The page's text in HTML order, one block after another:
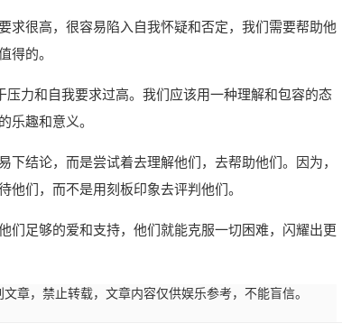
求很高，很容易陷入自我怀疑和否定，我们需要帮助他
得的。
压力和自我要求过高。我们应该用一种理解和包容的态
乐趣和意义。
结论，而是尝试着去理解他们，去帮助他们。因为，
们，而不是用刻板印象去评判他们。
们足够的爱和支持，他们就能克服一切困难，闪耀出更
章，禁止转载，文章内容仅供娱乐参考，不能盲信。